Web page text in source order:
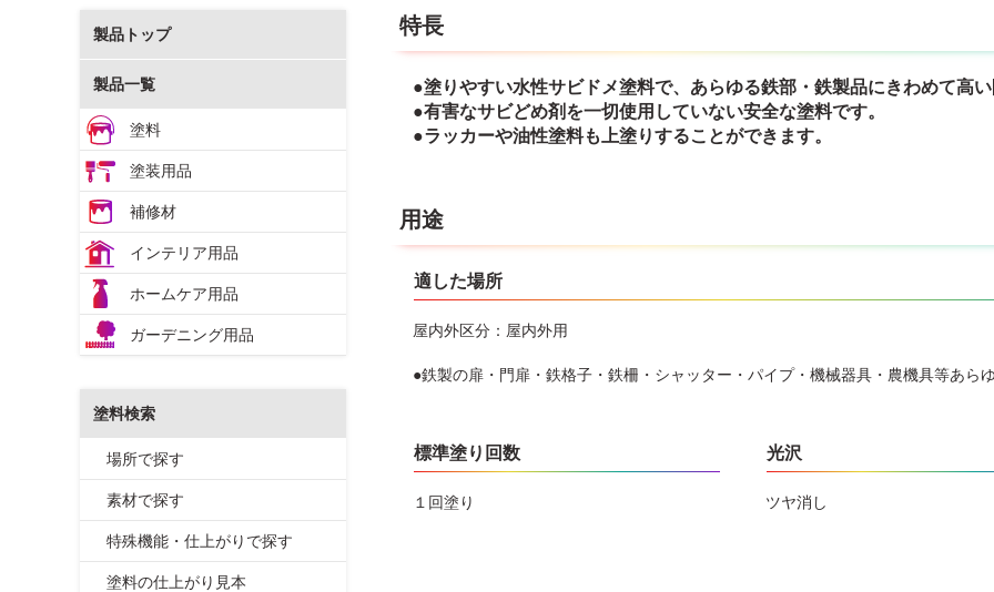
特長
●塗りやすい水性サビドメ塗料で、あらゆる鉄部・鉄製品にきわめて高
●有害なサビどめ剤を一切使用していない安全な塗料です。
●ラッカーや油性塗料も上塗りすることができます。
用途
適した場所
屋内外区分：屋内外用
●鉄製の扉・門扉・鉄格子・鉄柵・シャッター・パイプ・機械器具・農機具等あら
標準塗り回数
１回塗り
光沢
ツヤ消し
製品トップ
製品一覧
塗料
塗装用品
補修材
インテリア用品
ホームケア用品
ガーデニング用品
塗料検索
場所で探す
素材で探す
特殊機能・仕上がりで探す
塗料の仕上がり見本